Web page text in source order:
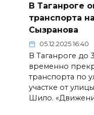
В Таганроге
транспорта
Сызранова
05.12.2025 16:40
В Таганроге до
временно
транспорта по
участке от
Шило.